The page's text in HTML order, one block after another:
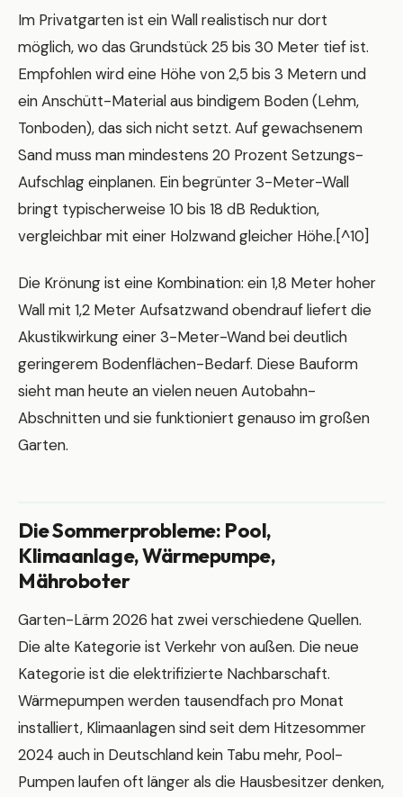
Im Privatgarten ist ein Wall realistisch nur dort
möglich, wo das Grundstück 25 bis 30 Meter tief ist.
Empfohlen wird eine Höhe von 2,5 bis 3 Metern und
ein Anschütt-Material aus bindigem Boden (Lehm,
Tonboden), das sich nicht setzt. Auf gewachsenem
Sand muss man mindestens 20 Prozent Setzungs-
Aufschlag einplanen. Ein begrünter 3-Meter-Wall
bringt typischerweise 10 bis 18 dB Reduktion,
vergleichbar mit einer Holzwand gleicher Höhe.[^10]
Die Krönung ist eine Kombination: ein 1,8 Meter hoher
Wall mit 1,2 Meter Aufsatzwand obendrauf liefert die
Akustikwirkung einer 3-Meter-Wand bei deutlich
geringerem Bodenflächen-Bedarf. Diese Bauform
sieht man heute an vielen neuen Autobahn-
Abschnitten und sie funktioniert genauso im großen
Garten.
Die Sommerprobleme: Pool,
Klimaanlage, Wärmepumpe,
Mähroboter
Garten-Lärm 2026 hat zwei verschiedene Quellen.
Die alte Kategorie ist Verkehr von außen. Die neue
Kategorie ist die elektrifizierte Nachbarschaft.
Wärmepumpen werden tausendfach pro Monat
installiert, Klimaanlagen sind seit dem Hitzesommer
2024 auch in Deutschland kein Tabu mehr, Pool-
Pumpen laufen oft länger als die Hausbesitzer denken,